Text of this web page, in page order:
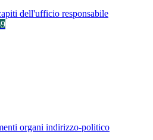
dell'ufficio responsabile
organi indirizzo-politico